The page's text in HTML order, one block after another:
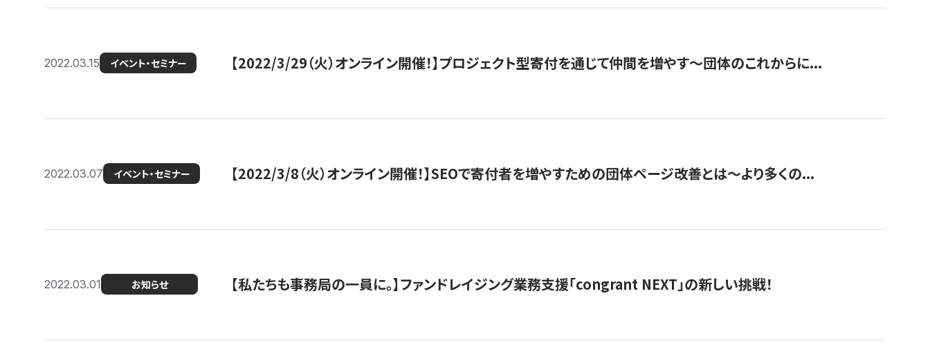
2022.03.15 イベント・セミナー 【2022/3/29（火）オンライン開催！】プロジェクト型寄付を通じて仲間を増やす～団体のこれからに...
2022.03.07 イベント・セミナー 【2022/3/8（火）オンライン開催！】SEOで寄付者を増やすための団体ページ改善とは～より多くの...
2022.03.01 お知らせ 【私たちも事務局の一員に。】ファンドレイジング業務支援「congrant NEXT」の新しい挑戦！